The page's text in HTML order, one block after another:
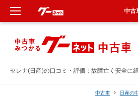
セレナ(日産)の口コミ・評価：故障亡く安全に
中古車 日産の
中古
新車
中古車